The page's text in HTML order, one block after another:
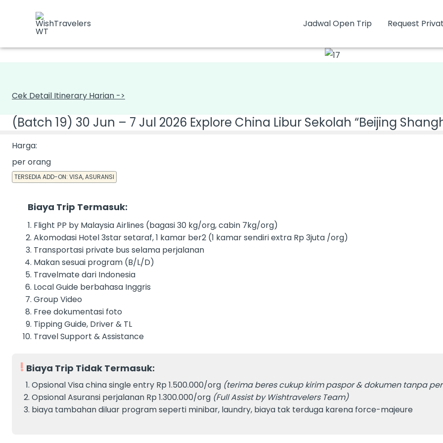
Jadwal Open Trip Request
Cek Detail Itinerary Harian ->
(Batch 19) 30 Jun – 7 Jul 2026 Explore China Libur Sekolah “Beijing
Harga:
per orang
Biaya Trip Termasuk:
Flight PP by Malaysia Airlines (bagasi 30 kg/org, cabin 7kg/org)
Akomodasi Hotel 3star setaraf, 1 kamar ber2 (1 kamar sendiri extra Rp 3juta /org)
Transportasi private bus selama perjalanan
Makan sesuai program (B/L/D)
Travelmate dari Indonesia
Local Guide berbahasa Inggris
Group Video
Free dokumentasi foto
Tipping Guide, Driver & TL
Travel Support & Assistance
Biaya Trip Tidak Termasuk:
Opsional Visa china single entry Rp 1.500.000/org (terima beres cukup kirim paspor & dokumen tanpa
Opsional Asuransi perjalanan Rp 1.300.000/org (Full Assist by Wishtravelers Team)
biaya tambahan diluar program seperti minibar, laundry, biaya tak terduga karena force-majeure